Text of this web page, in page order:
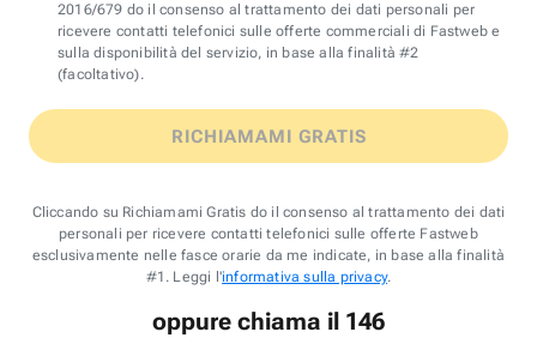
2016/679 do il consenso al trattamento dei dati personali per
ricevere contatti telefonici sulle offerte commerciali di Fastweb e
sulla disponibilità del servizio, in base alla finalità #2
(facoltativo).
RICHIAMAMI GRATIS
Cliccando su Richiamami Gratis do il consenso al trattamento dei dati
personali per ricevere contatti telefonici sulle offerte Fastweb
esclusivamente nelle fasce orarie da me indicate, in base alla finalità
#1. Leggi l'informativa sulla privacy.
oppure chiama il 146